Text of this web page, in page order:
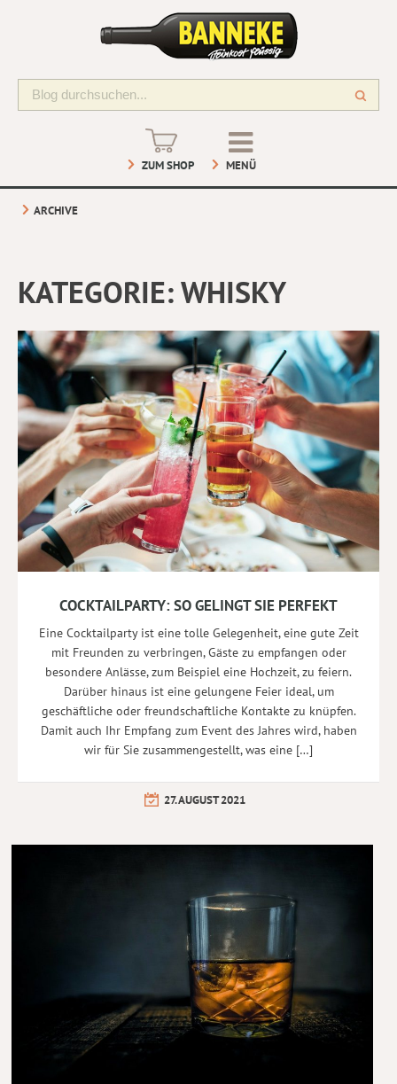
ZUM SHOP MENÜ
ARCHIVE
KATEGORIE:WHISKY
COCKTAILPARTY: SO GELINGT SIE PERFEKT
Eine Cocktailparty ist eine tolle Gelegenheit, eine gute Zeit
mit Freunden zu verbringen, Gäste zu empfangen oder
besondere Anlässe, zum Beispiel eine Hochzeit, zu feiern.
Darüber hinaus ist eine gelungene Feier ideal, um
geschäftliche oder freundschaftliche Kontakte zu knüpfen.
Damit auch Ihr Empfang zum Event des Jahres wird, haben
wir für Sie zusammengestellt, was eine […]
27. AUGUST 2021